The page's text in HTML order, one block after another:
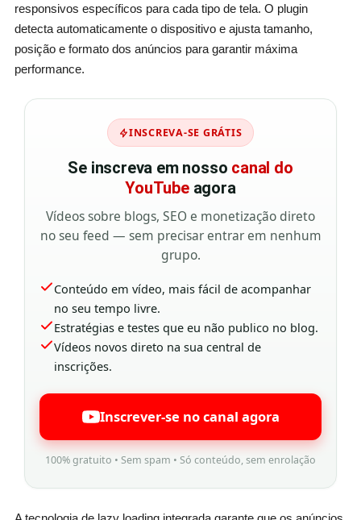
responsivos específicos para cada tipo de tela. O plugin
detecta automaticamente o dispositivo e ajusta tamanho,
posição e formato dos anúncios para garantir máxima
performance.
INSCREVA-SE GRÁTIS
Se inscreva em nosso canal do
YouTubeagora
Vídeos sobre blogs, SEO e monetização direto
no seu feed — sem precisar entrar em nenhum
grupo.
Conteúdo em vídeo, mais fácil de acompanhar
no seu tempo livre.
Estratégias e testes que eu não publico no blog.
Vídeos novos direto na sua central de
inscrições.
Inscrever-se no canal agora
100% gratuito • Sem spam • Só conteúdo, sem enrolação